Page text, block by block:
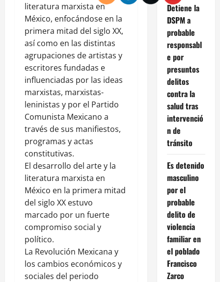
literatura marxista en
México, enfocándose en la
primera mitad del siglo XX,
así como en las distintas
agrupaciones de artistas y
escritores fundadas e
influenciadas por las ideas
marxistas, marxistas-
leninistas y por el Partido
Comunista Mexicano a
través de sus manifiestos,
programas y actas
constitutivas.
El desarrollo del arte y la
literatura marxista en
México en la primera mitad
del siglo XX estuvo
marcado por un fuerte
compromiso social y
político.
La Revolución Mexicana y
los cambios económicos y
sociales del periodo
Detiene la
DSPM a
probable
responsabl
e por
presuntos
delitos
contra la
salud tras
intervenció
n de
tránsito
Es detenido
masculino
por el
probable
delito de
violencia
familiar en
el poblado
Francisco
Zarco